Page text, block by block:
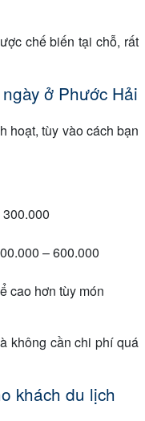
chế biến tại chỗ, rất
ở Phước Hải
hoạt, tùy vào cách bạn
– 600.000
cao hơn tùy món
không cần chi phí quá
khách du lịch